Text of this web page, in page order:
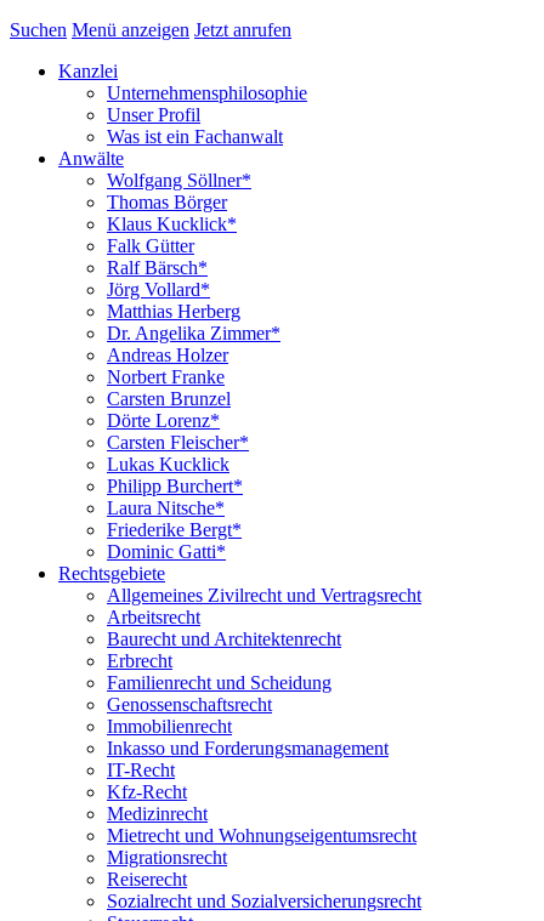
Suchen Menü anzeigen Jetzt anrufen
Kanzlei
Unternehmensphilosophie
Unser Profil
Was ist ein Fachanwalt
Anwälte
Wolfgang Söllner*
Thomas Börger
Klaus Kucklick*
Falk Gütter
Ralf Bärsch*
Jörg Vollard*
Matthias Herberg
Dr. Angelika Zimmer*
Andreas Holzer
Norbert Franke
Carsten Brunzel
Dörte Lorenz*
Carsten Fleischer*
Lukas Kucklick
Philipp Burchert*
Laura Nitsche*
Friederike Bergt*
Dominic Gatti*
Rechtsgebiete
Allgemeines Zivilrecht und Vertragsrecht
Arbeitsrecht
Baurecht und Architektenrecht
Erbrecht
Familienrecht und Scheidung
Genossenschaftsrecht
Immobilienrecht
Inkasso und Forderungsmanagement
IT-Recht
Kfz-Recht
Medizinrecht
Mietrecht und Wohnungseigentumsrecht
Migrationsrecht
Reiserecht
Sozialrecht und Sozialversicherungsrecht